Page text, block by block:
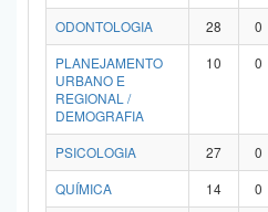
ODONTOLOGIA
28 0
PLANEJAMENTO
URBANO E
REGIONAL /
DEMOGRAFIA
10 0
PSICOLOGIA 27 0
QUÍMICA
14 0